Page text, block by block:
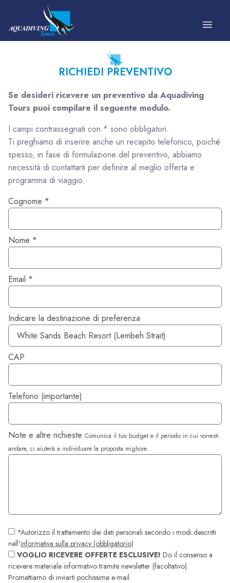
Vai al contenuto
RICHIEDI PREVENTIVO
Se desideri ricevere un preventivo da Aquadiving
Tours puoi compilare il seguente modulo.
I campi contrassegnati con * sono obbligatori.
Ti preghiamo di inserire anche un recapito telefonico, poiché
spesso, in fase di formulazione del preventivo, abbiamo
necessità di contattarti per definire al meglio offerta e
programma di viaggio.
Cognome *
Nome *
Email *
Indicare la destinazione di preferenza
CAP
Telefono (importante)
Note e altre richieste Comunica il tuo budget e il periodo in cui vorresti
andare, ci aiuterà a individuare la proposta migliore.
*Autorizzo il trattamento dei dati personali secondo i modi descritti
nell'informativa sulla privacy (obbligatorio)
VOGLIO RICEVERE OFFERTE ESCLUSIVE! Do il consenso a
ricevere materiale informativo tramite newsletter (facoltativo).
Promettiamo di inviarti pochissime e-mail.